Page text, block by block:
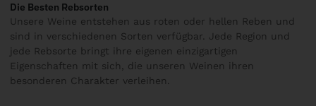
Die Besten Rebsorten
Unsere Weine entstehen aus roten oder hellen Reben und
sind in verschiedenen Sorten verfügbar. Jede Region und
jede Rebsorte bringt ihre eigenen einzigartigen
Eigenschaften mit sich, die unseren Weinen ihren
besonderen Charakter verleihen.